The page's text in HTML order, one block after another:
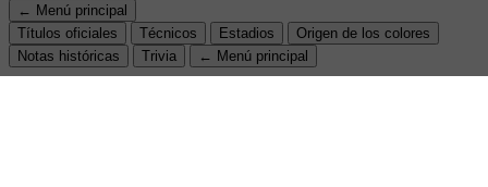
← Menú principal
Títulos oficiales
Técnicos Estadios
Origen de los colores
Notas históricas
Trivia ← Menú principal